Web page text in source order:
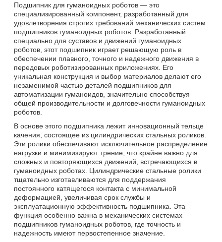
Подшипник для гуманоидных роботов — это
специализированный компонент, разработанный для
удовлетворения строгих требований механических систем
подшипников гуманоидных роботов. Разработанный
специально для суставов и движений гуманоидных
роботов, этот подшипник играет решающую роль в
обеспечении плавного, точного и надежного движения в
передовых роботизированных приложениях. Его
уникальная конструкция и выбор материалов делают его
незаменимой частью деталей подшипников для
автоматизации гуманоидов, значительно способствуя
общей производительности и долговечности гуманоидных
роботов.
В основе этого подшипника лежит инновационный тельце
качения, состоящее из цилиндрических стальных роликов.
Эти ролики обеспечивают исключительное распределение
нагрузки и минимизируют трение, что крайне важно для
сложных и повторяющихся движений, встречающихся в
гуманоидных роботах. Цилиндрические стальные ролики
тщательно изготавливаются для поддержания
постоянного катящегося контакта с минимальной
деформацией, увеличивая срок службы и
эксплуатационную эффективность подшипника. Эта
функция особенно важна в механических системах
подшипников гуманоидных роботов, где точность и
надежность имеют первостепенное значение.